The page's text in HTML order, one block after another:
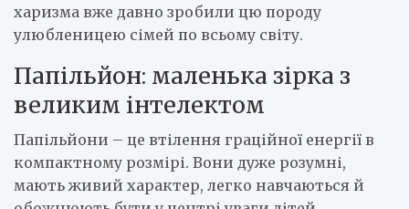
харизма вже давно зробили цю породу
улюбленицею сімей по всьому світу.
Папільйон: маленька зірка з
великим інтелектом
Папільйони – це втілення граційної енергії в
компактному розмірі. Вони дуже розумні,
мають живий характер, легко навчаються й